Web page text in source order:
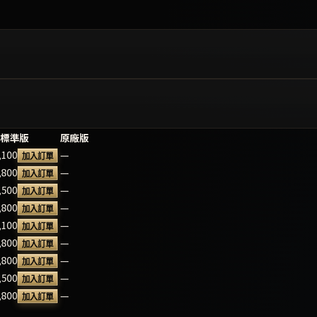
標準版
原廠版
加入訂單
—
加入訂單
—
加入訂單
—
加入訂單
—
加入訂單
—
加入訂單
—
加入訂單
—
加入訂單
—
加入訂單
—